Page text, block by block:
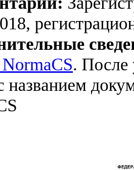
. После
названием